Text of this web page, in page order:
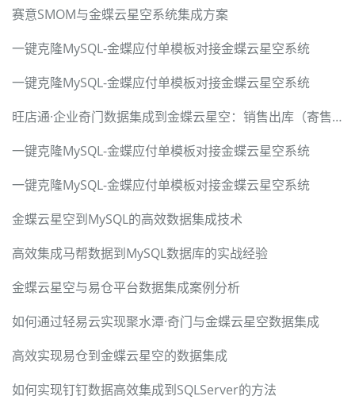
赛意SMOM与金蝶云星空系统集成方案
一键克隆MySQL-金蝶应付单模板对接金蝶云星空系统
一键克隆MySQL-金蝶应付单模板对接金蝶云星空系统
旺店通·企业奇门数据集成到金蝶云星空：销售出库（寄售业务）案例分享
一键克隆MySQL-金蝶应付单模板对接金蝶云星空系统
一键克隆MySQL-金蝶应付单模板对接金蝶云星空系统
金蝶云星空到MySQL的高效数据集成技术
高效集成马帮数据到MySQL数据库的实战经验
金蝶云星空与易仓平台数据集成案例分析
如何通过轻易云实现聚水潭·奇门与金蝶云星空数据集成
高效实现易仓到金蝶云星空的数据集成
如何实现钉钉数据高效集成到SQLServer的方法